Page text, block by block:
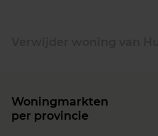
Woningmarkten
per provincie